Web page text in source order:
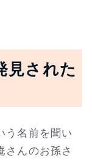
見された
う名前を聞い
さんのお孫さ